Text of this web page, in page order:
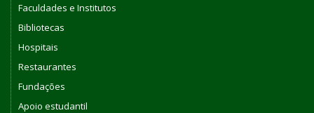
Faculdades e Institutos
Bibliotecas
Hospitais
Restaurantes
Fundações
Apoio estudantil